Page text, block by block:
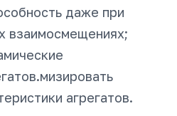
даже при
взаимосмещениях;
агрегатов.